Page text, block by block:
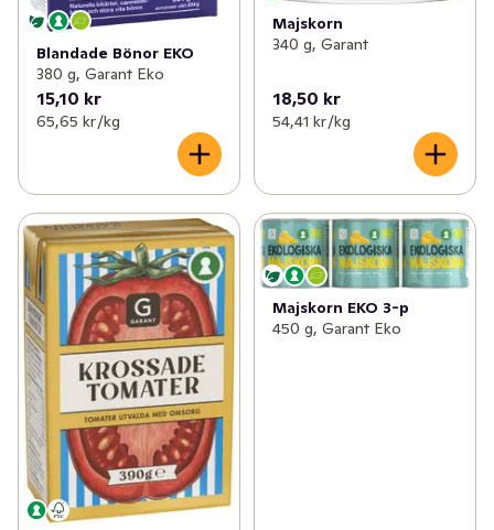
Blandade Bönor EKO
380 g, Garant Eko
15,10 kr
65,65 kr /kg
Majskorn
340 g, Garant
18,50 kr
54,41 kr /kg
Majskorn EKO 3-p
450 g, Garant Eko